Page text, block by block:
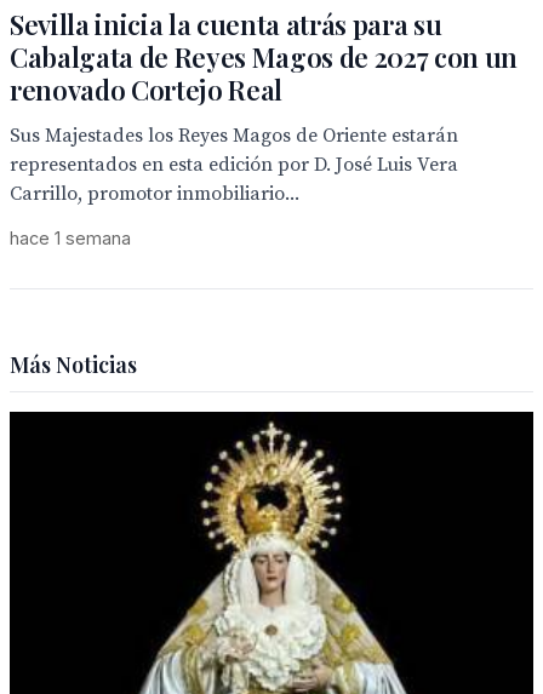
Sevilla inicia la cuenta atrás para su
Cabalgata de Reyes Magos de 2027 con un
renovado Cortejo Real
Sus Majestades los Reyes Magos de Oriente estarán
representados en esta edición por D. José Luis Vera
Carrillo, promotor inmobiliario...
hace 1 semana
Más Noticias